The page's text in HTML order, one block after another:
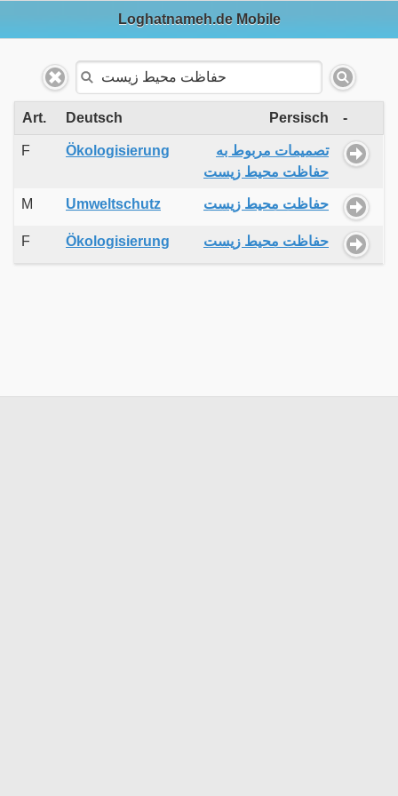
Loghatnameh.de Mobile
Art. Deutsch Persisch -
F Ökologisierung
تصمیمات مربوط به
حفاظت محیط زیست
M Umweltschutz حفاظت محیط زیست
F Ökologisierung حفاظت محیط زیست